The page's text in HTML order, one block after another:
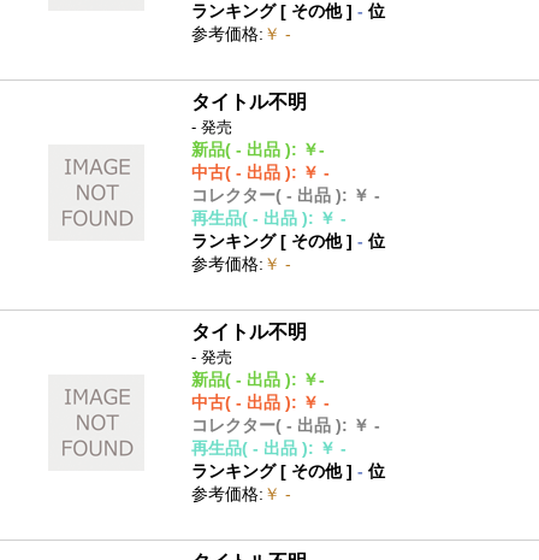
ランキング [ その他]- 位
参考価格: ￥ -
タイトル不明
- 発売
新品( - 出品 ): ￥-
中古( - 出品 ): ￥ -
コレクター( - 出品 ): ￥ -
再生品( - 出品 ): ￥ -
ランキング [ その他]- 位
参考価格: ￥ -
タイトル不明
- 発売
新品( - 出品 ): ￥-
中古( - 出品 ): ￥ -
コレクター( - 出品 ): ￥ -
再生品( - 出品 ): ￥ -
ランキング [ その他]- 位
参考価格: ￥ -